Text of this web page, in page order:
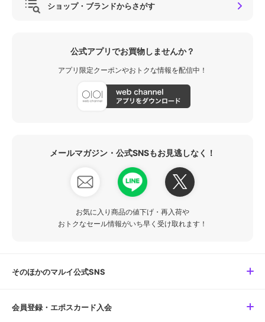
ショップ・ブランドからさがす
公式アプリでお買物しませんか？
アプリ限定クーポンやおトクな情報を配信中！
メールマガジン・公式SNSもお見逃しなく！
お気に入り商品の値下げ・再入荷や
おトクなセール情報がいち早く受け取れます！
そのほかのマルイ公式SNS
会員登録・エポスカード入会